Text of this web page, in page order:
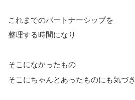
これまでのパートナーシップを
整理する時間になり
そこになかったもの
そこにちゃんとあったものにも気づき